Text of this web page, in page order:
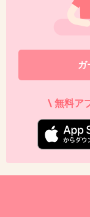
V６の三宅君
ごめんなさい
絵が苦手で受け付けない
ガ
\ 無料ア